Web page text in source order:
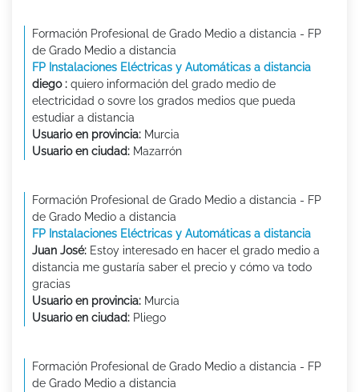
Formación Profesional de Grado Medio a distancia - FP
de Grado Medio a distancia
FP Instalaciones Eléctricas y Automáticas a distancia
diego : quiero información del grado medio de
electricidad o sovre los grados medios que pueda
estudiar a distancia
Usuario en provincia: Murcia
Usuario en ciudad: Mazarrón
Formación Profesional de Grado Medio a distancia - FP
de Grado Medio a distancia
FP Instalaciones Eléctricas y Automáticas a distancia
Juan José: Estoy interesado en hacer el grado medio a
distancia me gustaría saber el precio y cómo va todo
gracias
Usuario en provincia: Murcia
Usuario en ciudad: Pliego
Formación Profesional de Grado Medio a distancia - FP
de Grado Medio a distancia